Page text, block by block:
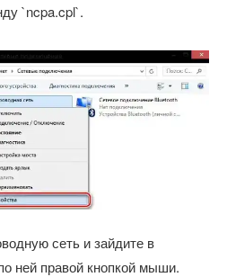
`ncpa.cpl`.
сеть и зайдите в
ней правой кнопкой мыши.